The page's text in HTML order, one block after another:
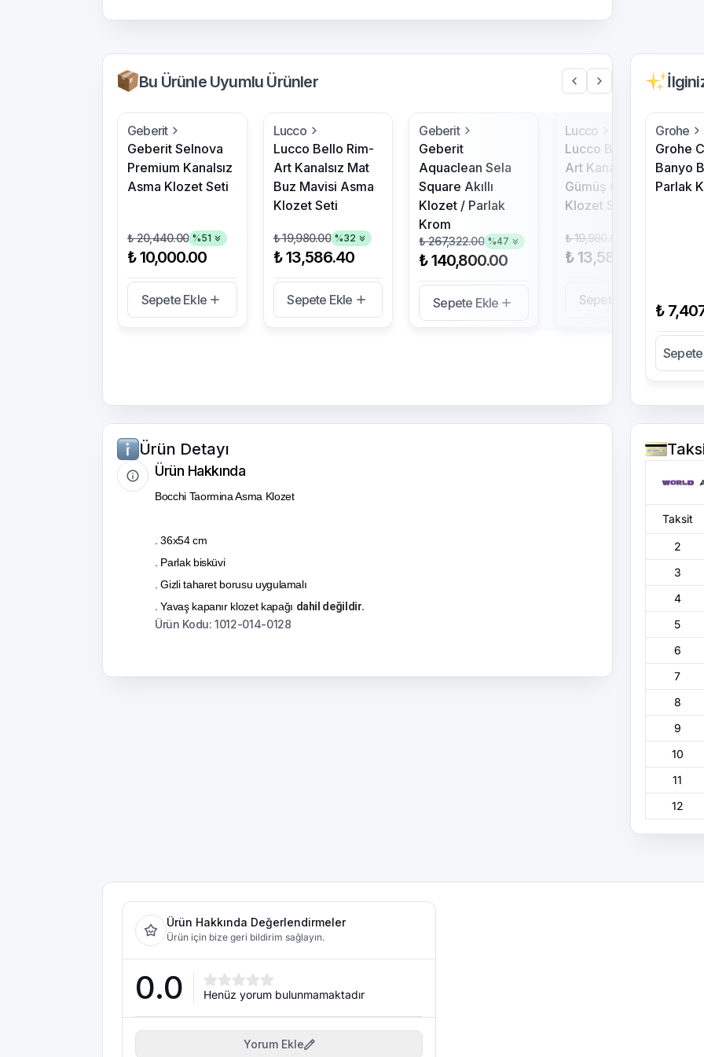
Bu Ürünle Uyumlu Ürünler
Geberit
Geberit Selnova
Premium Kanalsız
Asma Klozet Seti
₺ 20,440.00 %51
₺ 10,000.00
Sepete Ekle
Lucco
Lucco Bello Rim-
Art Kanalsız Mat
Buz Mavisi Asma
Klozet Seti
₺ 19,980.00 %32
₺ 13,586.40
Sepete Ekle
Geberit
Geberit
Aquaclean Sela
Square Akıllı
Klozet / Parlak
Krom
₺ 267,322.00 %47
₺ 140,800.00
Sepete Ekle
Lucco
Lucco Bello Rim-
Art Kanalsız Mat
Gümüş Gri Asma
Klozet Seti
₺ 19,980.00
₺ 13,586.40
Sepete Ekle
Grohe
Grohe
Banyo
Parlak
₺
Ürün Detayı
Ürün Hakkında
Bocchi Taormina Asma Klozet
. 36x54 cm
. Parlak bisküvi
. Gizli taharet borusu uygulamalı
. Yavaş kapanır klozet kapağı dahil değildir.
Ürün Kodu: 1012-014-0128
Taksit
2
3
4
5
6
7
8
9
10
11
12
Ürün Hakkında Değerlendirmeler
Ürün için bize geri bildirim sağlayın.
0.0 Henüz yorum bulunmamaktadır
Yorum Ekle